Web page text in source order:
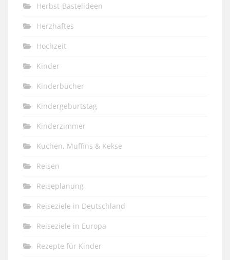
Herbst-Bastelideen
Herzhaftes
Hochzeit
Kinder
Kinderbücher
Kindergeburtstag
Kinderzimmer
Kuchen, Muffins & Kekse
Reisen
Reiseplanung
Reiseziele in Deutschland
Reiseziele in Europa
Rezepte für Kinder